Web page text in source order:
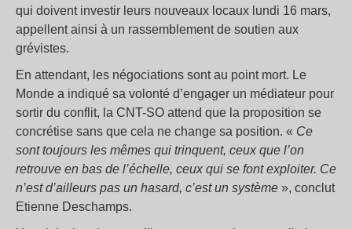
qui doivent investir leurs nouveaux locaux lundi 16 mars,
appellent ainsi à un rassemblement de soutien aux
grévistes.
En attendant, les négociations sont au point mort. Le
Monde a indiqué sa volonté d’engager un médiateur pour
sortir du conflit, la CNT-SO attend que la proposition se
concrétise sans que cela ne change sa position. « Ce
sont toujours les mêmes qui trinquent, ceux que l’on
retrouve en bas de l’échelle, ceux qui se font exploiter. Ce
n’est d’ailleurs pas un hasard, c’est un système », conclut
Etienne Deschamps.